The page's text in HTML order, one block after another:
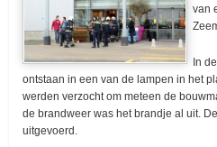
van
In
ontstaan in een van de lampen in het
werden verzocht om meteen de
de brandweer was het brandje al uit.
uitgevoerd.